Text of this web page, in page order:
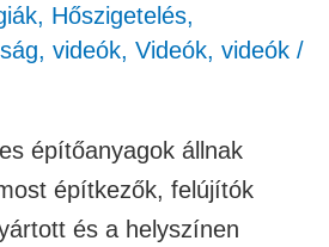
, Hőszigetelés,
, videók, Videók, videók /
építőanyagok állnak
építkezők, felújítók
és a helyszínen